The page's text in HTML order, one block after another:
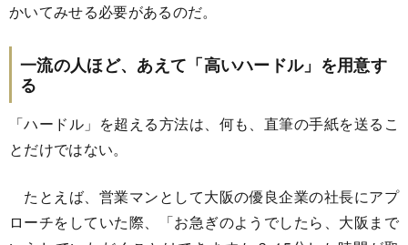
かいてみせる必要があるのだ。
一流の人ほど、あえて「高いハードル」を用意す
る
「ハードル」を超える方法は、何も、直筆の手紙を送るこ
とだけではない。
たとえば、営業マンとして大阪の優良企業の社長にアプ
ローチをしていた際、「お急ぎのようでしたら、大阪まで